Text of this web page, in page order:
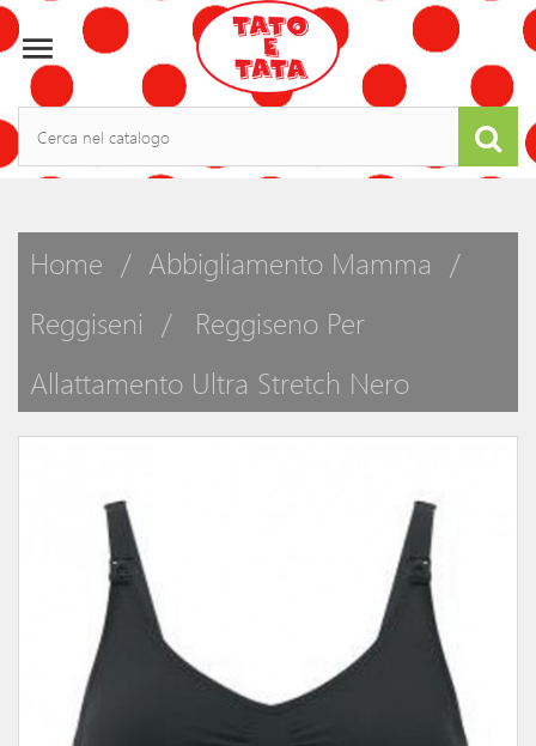

Home
Abbigliamento Mamma
Reggiseni
Reggiseno Per
Allattamento Ultra Stretch Nero